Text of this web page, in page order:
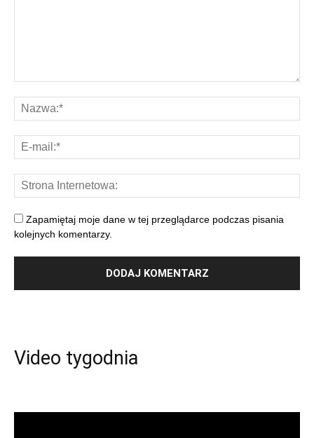
Zapamiętaj moje dane w tej przeglądarce podczas pisania
kolejnych komentarzy.
Video tygodnia